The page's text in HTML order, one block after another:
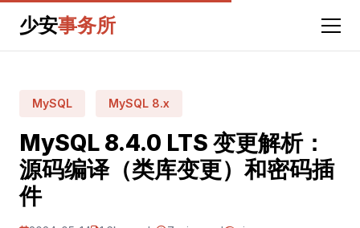
少安事务所
MySQL MySQL 8.x
MySQL 8.4.0 LTS 变更解析：
源码编译（类库变更）和密码插
件